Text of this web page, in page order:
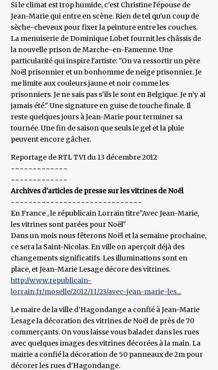
Si le climat est trop humide, c'est Christine l'épouse de
Jean-Marie qui entre en scène. Rien de tel qu'un coup de
sèche-cheveux pour fixer la peinture entre les couches.
La menuiserie de Dominique Lobet fournit les châssis de
la nouvelle prison de Marche-en-Famenne. Une
particularité qui inspire l'artiste: "On va ressortir un père
Noël prisonnier et un bonhomme de neige prisonnier. Je
me limite aux couleurs jaune et noir comme les
prisonniers. Je ne sais pas s'ils le sont en Belgique. Je n’y ai
jamais été." Une signature en guise de touche finale. Il
reste quelques jours à Jean-Marie pour terminer sa
tournée. Une fin de saison que seuls le gel et la pluie
peuvent encore gâcher.
Reportage de RTL TVI du 13 décembre 2012
~~~~~~~~~~~~~
~~~~~~~~~~~~~
Archives d'articles de presse sur les vitrines de Noël
~~~~~~~~~~~~~~~~~~~~~~~~~~~~~~
En France , le républicain Lorrain titre"Avec Jean-Marie,
les vitrines sont parées pour Noël"
Dans un mois nous fêterons Noël et la semaine prochaine,
ce sera la Saint-Nicolas. En ville on aperçoit déjà des
changements significatifs. Les illuminations sont en
place, et Jean-Marie Lesage décore des vitrines.
http://www.republicain-
lorrain.fr/moselle/2012/11/23/avec-jean-marie-les...
Le maire de la ville d’Hagondange a confié à Jean-Marie
Lesage la décoration des vitrines de Noël de près de 70
commerçants. On vous laisse vous balader dans les rues
avec quelques images des vitrines décorées à la main. La
mairie a confié la décoration de 50 panneaux de 2m pour
décorer les rues d'Hagondange.